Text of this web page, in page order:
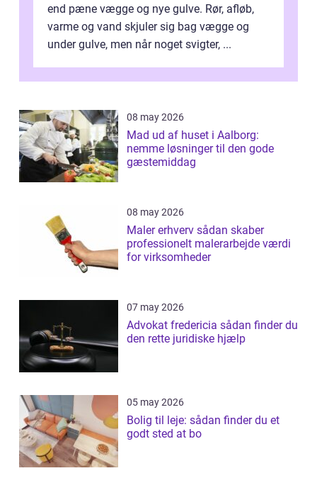
end pæne vægge og nye gulve. Rør, afløb,
varme og vand skjuler sig bag vægge og
under gulve, men når noget svigter, ...
08 may 2026
Mad ud af huset i Aalborg:
nemme løsninger til den gode
gæstemiddag
08 may 2026
Maler erhverv sådan skaber
professionelt malerarbejde værdi
for virksomheder
07 may 2026
Advokat fredericia sådan finder du
den rette juridiske hjælp
05 may 2026
Bolig til leje: sådan finder du et
godt sted at bo